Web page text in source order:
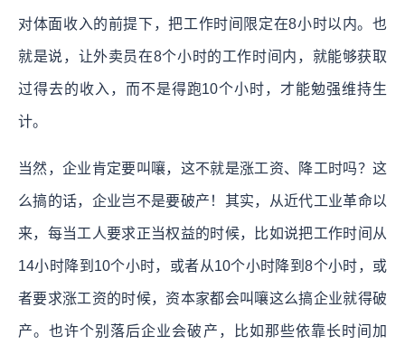
对体面收入的前提下，把工作时间限定在8小时以内。也
就是说，让外卖员在8个小时的工作时间内，就能够获取
过得去的收入，而不是得跑10个小时，才能勉强维持生
计。
当然，企业肯定要叫嚷，这不就是涨工资、降工时吗？这
么搞的话，企业岂不是要破产！其实，从近代工业革命以
来，每当工人要求正当权益的时候，比如说把工作时间从
14小时降到10个小时，或者从10个小时降到8个小时，或
者要求涨工资的时候，资本家都会叫嚷这么搞企业就得破
产。也许个别落后企业会破产，比如那些依靠长时间加